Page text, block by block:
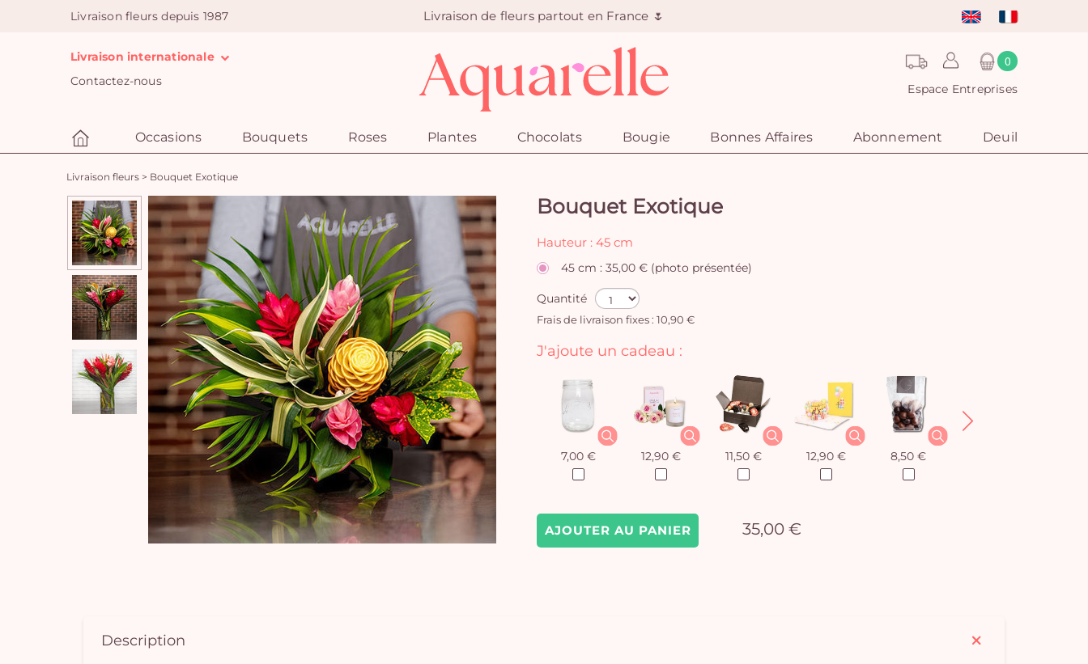
Livraison fleurs depuis 1987 Livraison de fleurs partout en France 🌷
Livraison internationale
Contactez-nous
0
Espace Entreprises
Occasions Bouquets Roses Plantes Chocolats Bougie Bonnes Affaires Abonnement Deuil
Livraison fleurs > Bouquet Exotique
Bouquet Exotique
Hauteur : 45 cm
45 cm : 35,00 € (photo présentée)
Quantité
Frais de livraison fixes : 10,90 €
AJOUTER AU PANIER 35,00 €
J'ajoute un cadeau :
7,00 € 12,90 € 11,50 € 12,90 € 8,50 €
Description